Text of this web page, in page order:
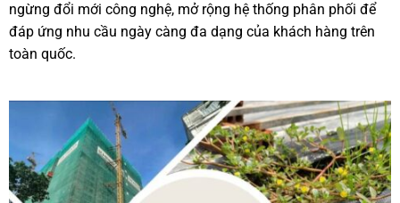
ngừng đổi mới công nghệ, mở rộng hệ thống phân phối để
đáp ứng nhu cầu ngày càng đa dạng của khách hàng trên
toàn quốc.